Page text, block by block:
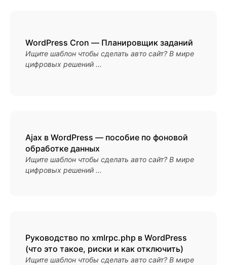
WordPress Cron — Планировщик заданий
Ищите шаблон чтобы сделать авто сайт? В мире
цифровых решений ...
Ajax в WordPress — пособие по фоновой
обработке данных
Ищите шаблон чтобы сделать авто сайт? В мире
цифровых решений ...
Руководство по xmlrpc.php в WordPress
(что это такое, риски и как отключить)
Ищите шаблон чтобы сделать авто сайт? В мире